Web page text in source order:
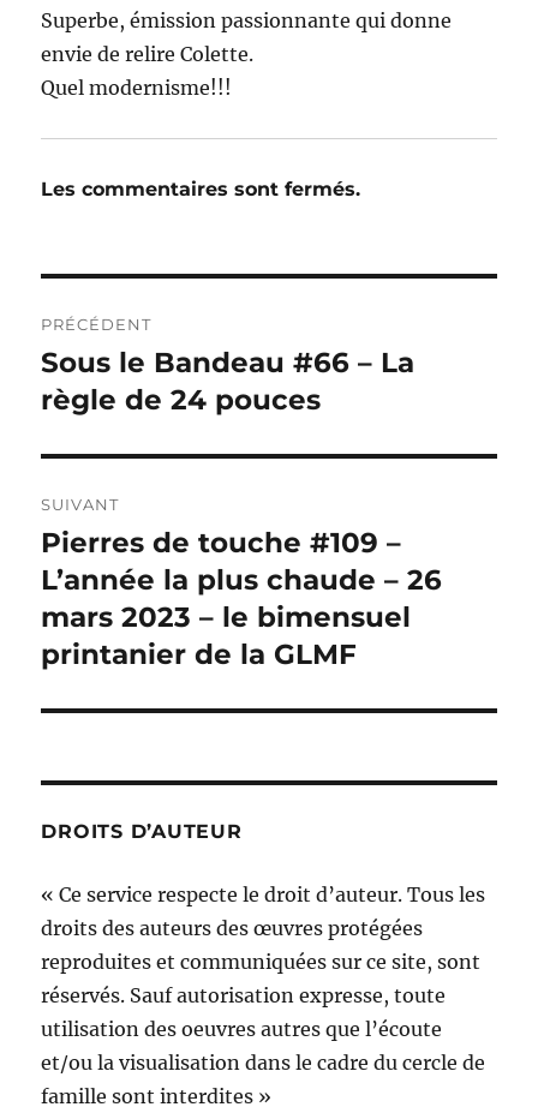
Superbe, émission passionnante qui donne
envie de relire Colette.
Quel modernisme!!!
Les commentaires sont fermés.
de
l’article
PRÉCÉDENT
Publication
précédente :
Sous le Bandeau #66 – La
règle de 24 pouces
SUIVANT
Publication
suivante :
Pierres de touche #109 –
L’année la plus chaude – 26
mars 2023 – le bimensuel
printanier de la GLMF
DROITS D’AUTEUR
« Ce service respecte le droit d’auteur. Tous les
droits des auteurs des œuvres protégées
reproduites et communiquées sur ce site, sont
réservés. Sauf autorisation expresse, toute
utilisation des oeuvres autres que l’écoute
et/ou la visualisation dans le cadre du cercle de
famille sont interdites »